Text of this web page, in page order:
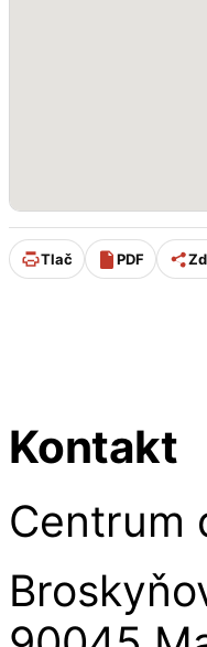
Tlač PDF
Kontakt
Centrum